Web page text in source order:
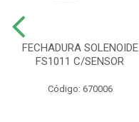
FECHADURA SOLENOIDE
FS1011 C/SENSOR
Código: 670006